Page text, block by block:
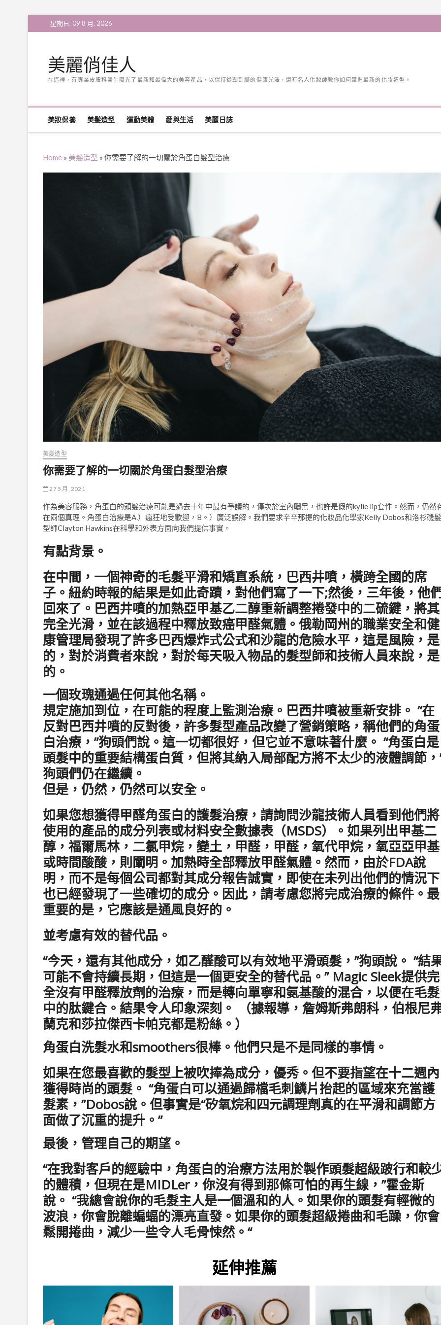
to
星期日, 09 8 月, 2026
美麗俏佳人
在這裡，有專業皮膚科醫生曝光了最新和最偉大的美容產品，以保持從頭到腳的健康光澤，還有名人化妝師教你如何掌握最新的化妝造型。
美妝保養 美髮造型 運動美體 愛與生活 美麗日誌
Home » 美髮造型 » 你需要了解的一切關於角蛋白髮型治療
美髮造型
你需要了解的一切關於角蛋白髮型治療
27 5 月, 2021
作為美容服務，角蛋白的頭髮治療可能是過去十年中最有爭議的，僅次於室內曬黑，也許是假的kylie lip套件。然而，仍然
在兩個真理。角蛋白治療是A.）瘋狂地受歡迎，B。）廣泛誤解。我們要求辛辛那提的化妝品化學家Kelly Dobos和洛杉磯髮
型師Clayton Hawkins在科學和外表方面向我們提供事實。
有點背景。
在中間，一個神奇的毛髮平滑和矯直系統，巴西井噴，橫跨全國的席
子。紐約時報的結果是如此奇蹟，對他們寫了一下;然後，三年後，他
回來了。巴西井噴的加熱亞甲基乙二醇重新調整捲發中的二硫鍵，將其
完全光滑，並在該過程中釋放致癌甲醛氣體。俄勒岡州的職業安全和健
康管理局發現了許多巴西爆炸式公式和沙龍的危險水平，這是風險，是
的，對於消費者來說，對於每天吸入物品的髮型師和技術人員來說，是
的。
一個玫瑰通過任何其他名稱。
規定施加到位，在可能的程度上監測治療。巴西井噴被重新安排。 “在
反對巴西井噴的反對後，許多髮型產品改變了營銷策略，稱他們的角蛋
白治療，”狗頭們說。這一切都很好，但它並不意味著什麼。 “角蛋白是
頭髮中的重要結構蛋白質，但將其納入局部配方將不太少的液體調節，
狗頭們仍在繼續。
但是，仍然，仍然可以安全。
如果您想獲得甲醛角蛋白的護髮治療，請詢問沙龍技術人員看到他們將
使用的產品的成分列表或材料安全數據表（MSDS）。如果列出甲基二
醇，福爾馬林，二氯甲烷，變土，甲醛，甲醛，氧代甲烷，氧亞亞甲基
或時間酸酸，則闡明。加熱時全部釋放甲醛氣體。然而，由於FDA說
明，而不是每個公司都對其成分報告誠實，即使在未列出他們的情況下
也已經發現了一些確切的成分。因此，請考慮您將完成治療的條件。最
重要的是，它應該是通風良好的。
並考慮有效的替代品。
“今天，還有其他成分，如乙醛酸可以有效地平滑頭髮，”狗頭說。 “結
可能不會持續長期，但這是一個更安全的替代品。” Magic Sleek提供完
全沒有甲醛釋放劑的治療，而是轉向單寧和氨基酸的混合，以便在毛髮
中的肽鍵合。結果令人印象深刻。 （據報導，詹姆斯弗朗科，伯根尼
蘭克和莎拉傑西卡帕克都是粉絲。）
角蛋白洗髮水和smoothers很棒。他們只是不是同樣的事情。
如果在您最喜歡的髮型上被吹捧為成分，優秀。但不要指望在十二週內
獲得時尚的頭髮。 “角蛋白可以通過歸檔毛刺鱗片抬起的區域來充當護
髮素，”Dobos說。但事實是“矽氧烷和四元調理劑真的在平滑和調節方
面做了沉重的提升。”
最後，管理自己的期望。
“在我對客戶的經驗中，角蛋白的治療方法用於製作頭髮超級跛行和較
的體積，但現在是MIDLer，你沒有得到那條可怕的再生線，”霍金斯
說。 “我總會說你的毛髮主人是一個溫和的人。如果你的頭髮有輕微的
波浪，你會脫離蝙蝠的漂亮直發。如果你的頭髮超級捲曲和毛躁，你會
鬆開捲曲，減少一些令人毛骨悚然。“
延伸推薦